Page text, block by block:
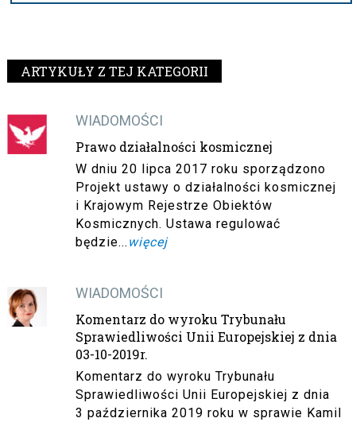
ARTYKUŁY Z TEJ KATEGORII
WIADOMOŚCI
Prawo działalności kosmicznej
W dniu 20 lipca 2017 roku sporządzono
Projekt ustawy o działalności kosmicznej
i Krajowym Rejestrze Obiektów
Kosmicznych. Ustawa regulować
będzie... więcej
WIADOMOŚCI
Komentarz do wyroku Trybunału
Sprawiedliwości Unii Europejskiej z dnia
03-10-2019r.
Komentarz do wyroku Trybunału
Sprawiedliwości Unii Europejskiej z dnia
3 października 2019 roku w sprawie Kamil